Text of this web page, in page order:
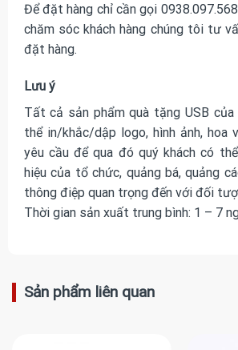
Để đặt hàng chỉ cần gọi
chăm sóc khách hàng chúng tôi tư
đặt hàng.
Lưu ý
Tất cả sản phẩm quà tặng USB
thể in/khắc/dập logo, hình ảnh, hoa
yêu cầu để qua đó quý khách có
hiệu của tổ chức, quảng bá, quảng
thông điệp quan trọng đến với đối
Thời gian sản xuất trung bình: 1 – 7
Sản phẩm liên quan